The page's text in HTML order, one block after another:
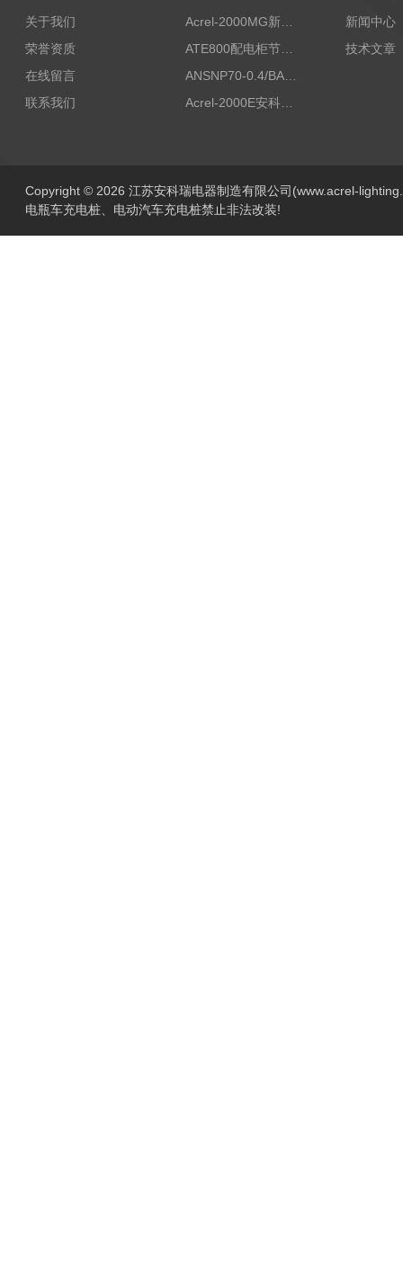
关于我们
荣誉资质
在线留言
联系我们
Acrel-2000MG新能源消纳安科瑞微电网能量管理系统
ATE800配电柜节点无线测温/表带捆绑/无源感应取电
ANSNP70-0.4/BANSNP中线安防保护器 治理三相不平衡
Acrel-2000E安科瑞Acrel配电室综合监控系统
新闻中心
技术文章
Copyright © 2026 江苏安科瑞电器制造有限公司(www.acrel-
电瓶车充电桩、电动汽车充电桩禁止非法改装!